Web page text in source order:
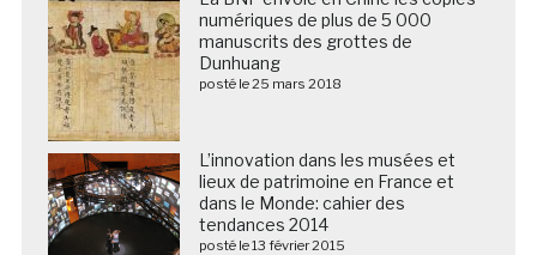
numériques de plus de 5 000
manuscrits des grottes de
Dunhuang
posté le 25 mars 2018
L’innovation dans les musées et
lieux de patrimoine en France et
dans le Monde: cahier des
tendances 2014
posté le 13 février 2015